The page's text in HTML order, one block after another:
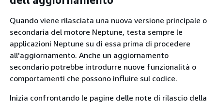
Quando viene rilasciata una nuova versione principale o
secondaria del motore Neptune, testa sempre le
applicazioni Neptune su di essa prima di procedere
all'aggiornamento. Anche un aggiornamento
secondario potrebbe introdurre nuove funzionalità o
comportamenti che possono influire sul codice.
Inizia confrontando le pagine delle note di rilascio della